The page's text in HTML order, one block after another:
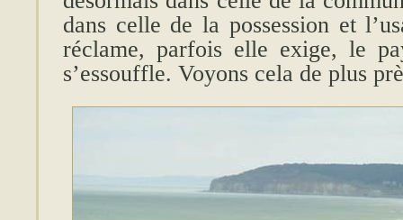
dans celle de la possession et
réclame, parfois elle exige, le
s’essouffle. Voyons cela de plus